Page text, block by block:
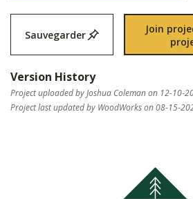
Sauvegarder
Join
Version History
Project uploaded by Joshua Coleman on 12-10-
Project last updated by WoodWorks on 08-15-